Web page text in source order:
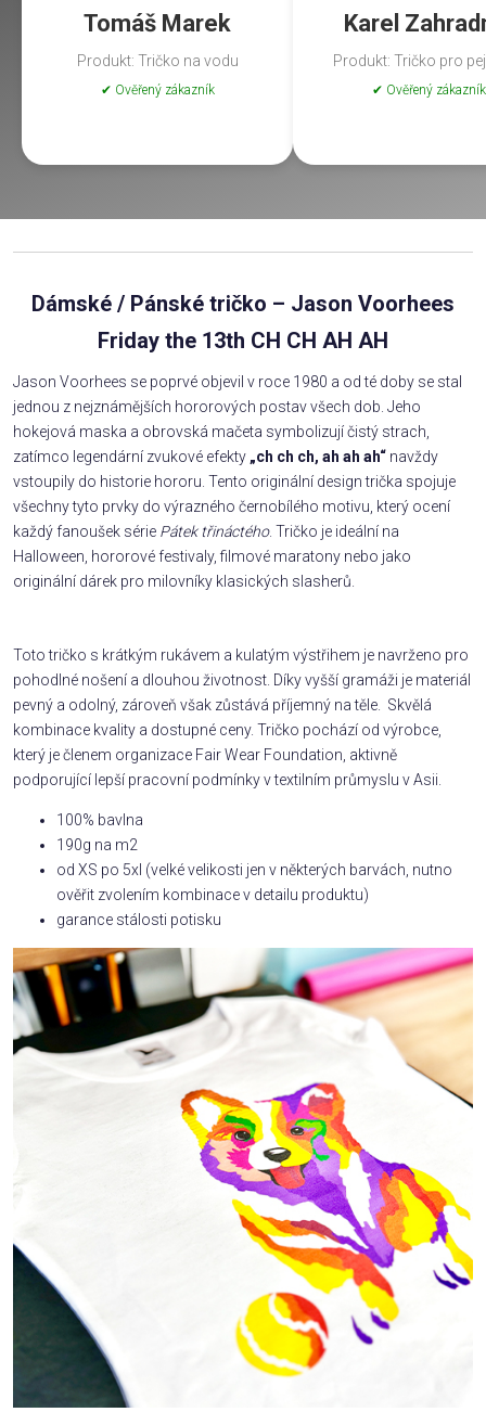
Tomáš Marek
Produkt: Tričko na vodu
✔ Ověřený zákazník
Karel
Produkt: Tričko pro
✔ Ověřený zákazník
Dámské / Pánské tričko – Jason Voorhees
Friday the 13th CH CH AH AH
Jason Voorhees se poprvé objevil v roce 1980 a od té doby se stal
jednou z nejznámějších hororových postav všech dob. Jeho
hokejová maska a obrovská mačeta symbolizují čistý strach,
zatímco legendární zvukové efekty „ch ch ch, ah ah ah“ navždy
vstoupily do historie hororu. Tento originální design trička spojuje
všechny tyto prvky do výrazného černobílého motivu, který ocení
každý fanoušek série Pátek třináctého. Tričko je ideální na
Halloween, hororové festivaly, filmové maratony nebo jako
originální dárek pro milovníky klasických slasherů.
Toto tričko s krátkým rukávem a kulatým výstřihem je navrženo pro
pohodlné nošení a dlouhou životnost. Díky vyšší gramáži je materiál
pevný a odolný, zároveň však zůstává příjemný na těle. Skvělá
kombinace kvality a dostupné ceny. Tričko pochází od výrobce,
který je členem organizace Fair Wear Foundation, aktivně
podporující lepší pracovní podmínky v textilním průmyslu v Asii.
100% bavlna
190g na m2
od XS po 5xl (velké velikosti jen v některých barvách, nutno
ověřit zvolením kombinace v detailu produktu)
garance stálosti potisku